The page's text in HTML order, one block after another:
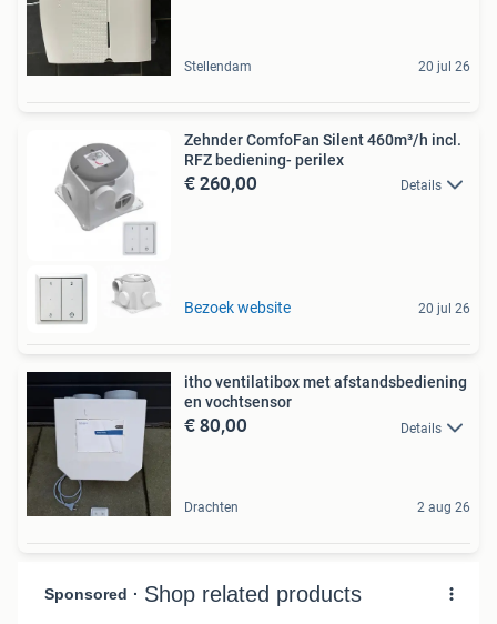
Stellendam 20 jul 26
Zehnder ComfoFan Silent 460m³/h incl.
RFZ bediening- perilex
€ 260,00 Details
Bezoek website 20 jul 26
itho ventilatibox met afstandsbediening
en vochtsensor
€ 80,00 Details
Drachten 2 aug 26